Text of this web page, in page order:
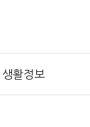
생활정보